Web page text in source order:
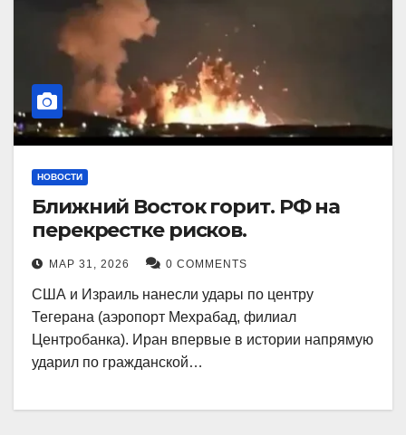
НОВОСТИ
Ближний Восток горит. РФ на
перекрестке рисков.
МАР 31, 2026 0 COMMENTS
США и Израиль нанесли удары по центру
Тегерана (аэропорт Мехрабад, филиал
Центробанка). Иран впервые в истории напрямую
ударил по гражданской…